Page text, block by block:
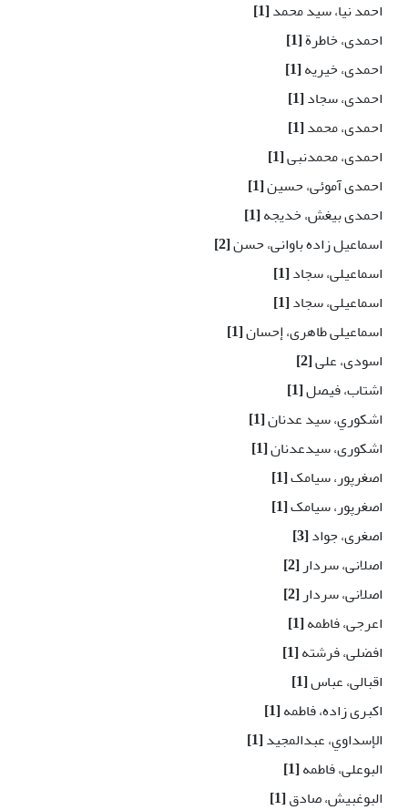
احمد نیا، سید محمد[1]
احمدی، خاطرة[1]
احمدی، خیریه[1]
احمدی، سجاد[1]
احمدی، محمد[1]
احمدی، محمدنبی[1]
احمدی آموئی، حسین[1]
احمدی بیغش، خدیجه[1]
اسماعیل زاده باوانی، حسن[2]
اسماعیلی، سجاد[1]
اسماعیلی، سجاد[1]
اسماعیلی طاهری، إحسان[1]
اسودی، علی[2]
اشتاب، فيصل[1]
اشکوري، سيد عدنان[1]
اشکوری، سیدعدنان[1]
اصغرپور، سیامک[1]
اصغرپور، سیامک[1]
اصغری، جواد[3]
اصلانی، سردار[2]
اصلانی، سردار[2]
اعرجی، فاطمه[1]
افضلی، فرشته[1]
اقبالی، عباس[1]
اکبری زاده، فاطمه[1]
الإسداوي، عبدالمجيد[1]
البوعلی، فاطمه[1]
البوغبیش، صادق[1]